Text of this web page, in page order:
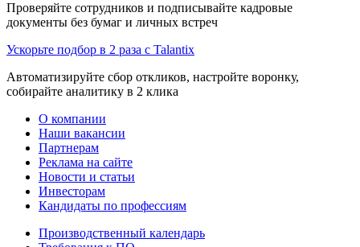
Проверяйте сотрудников и подписывайте кадровые
документы без бумаг и личных встреч
Ускорьте подбор в 2 раза с Talantix
Автоматизируйте сбор откликов, настройте воронку,
собирайте аналитику в 2 клика
О компании
Наши вакансии
Партнерам
Реклама на сайте
Новости и статьи
Инвесторам
Кандидаты по профессиям
Производственный календарь